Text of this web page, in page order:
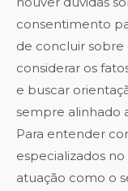
consentimento
de concluir sobre
considerar os
e buscar
sempre alinhado
Para entender
especializados
atuação como o